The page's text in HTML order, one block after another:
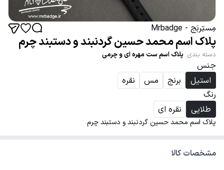
مِستِربَج - Mrbadge
پلاک اسم محمد حسین گردنبند و دستبند چرم
دسته بندی: پلاک اسم ست مهره ای و چرمی
جنس
استیل
برنج مس
نقره
رنگ
طلایی
نقره ای
پلاک اسم محمد حسین گردنبند و دستبند چرم
مشخصات کالا